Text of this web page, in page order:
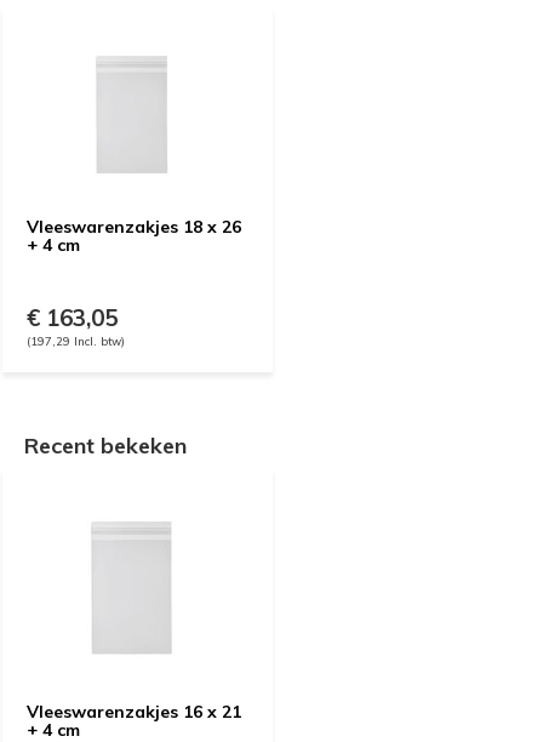
Vleeswarenzakjes 18 x 26
+ 4 cm
€ 163,05
(197,29 Incl. btw)
Recent bekeken
Vleeswarenzakjes 16 x 21
+ 4 cm